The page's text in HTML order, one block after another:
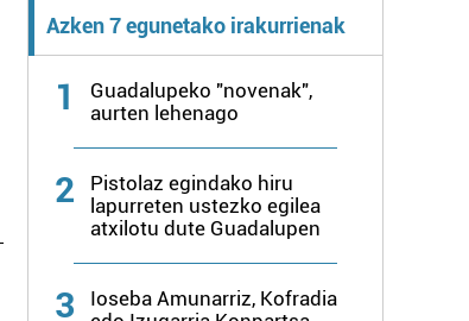
Azken 7 egunetako irakurrienak
1
Guadalupeko "novenak",
aurten lehenago
2
Pistolaz egindako hiru
lapurreten ustezko egilea
atxilotu dute Guadalupen
3
Ioseba Amunarriz, Kofradia